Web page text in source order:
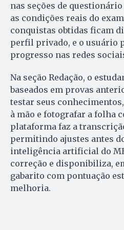
nas seções de
as condições reais do
conquistas obtidas ficam
perfil privado, e o usuário
progresso nas redes
Na seção Redação, o
baseados em provas
testar seus
à mão e fotografar a folha
plataforma faz a
permitindo ajustes antes
inteligência artificial do
correção e disponibiliza,
gabarito com pontuação
melhoria.